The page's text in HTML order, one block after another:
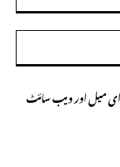
ای میل اور ویب سائٹ